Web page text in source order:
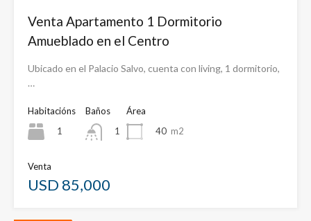
Venta Apartamento 1 Dormitorio
Amueblado en el Centro
Ubicado en el Palacio Salvo, cuenta con living, 1 dormitorio,
…
Habitacións
1
Baños
1
Área
40 m2
Venta
USD 85,000